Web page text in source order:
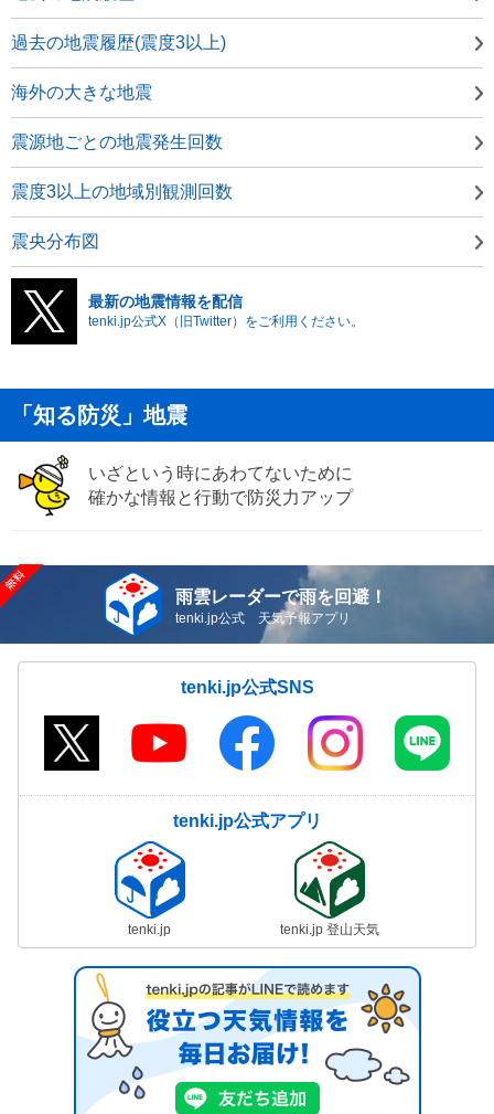
過去の地震履歴(震度3以上)
海外の大きな地震
震源地ごとの地震発生回数
震度3以上の地域別観測回数
震央分布図
最新の地震情報を配信
tenki.jp公式X（旧Twitter）をご利用ください。
「知る防災」地震
いざという時にあわてないために
確かな情報と行動で防災力アップ
雨雲レーダーで雨を回避！
tenki.jp公式 天気予報アプリ
tenki.jp公式SNS
tenki.jp公式アプリ
tenki.jp tenki.jp 登山天気